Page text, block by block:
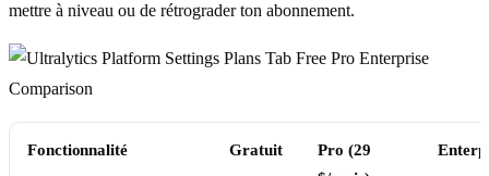
mettre à niveau ou de rétrograder ton abonnement.
Fonctionnalité Gratuit
Pro (29